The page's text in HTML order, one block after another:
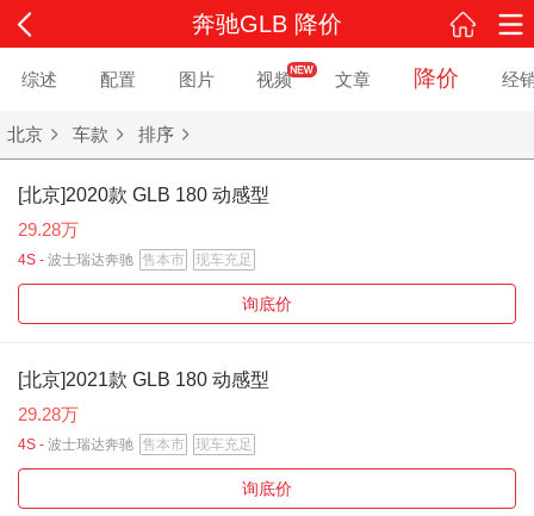
奔驰GLB 降价
综述 配置 图片 视频 文章 降价 经
北京 车款 排序
[北京]2020款 GLB 180 动感型
29.28万
4S - 波士瑞达奔驰 售本市 现车充足
询底价
[北京]2021款 GLB 180 动感型
29.28万
4S - 波士瑞达奔驰 售本市 现车充足
询底价